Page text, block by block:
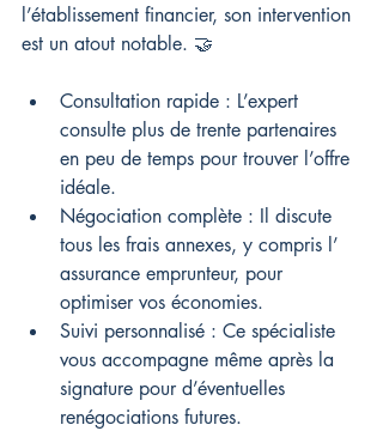
l’établissement financier, son intervention
est un atout notable. 🤝
Consultation rapide : L’expert
consulte plus de trente partenaires
en peu de temps pour trouver l’offre
idéale.
Négociation complète : Il discute
tous les frais annexes, y compris l’
assurance emprunteur, pour
optimiser vos économies.
Suivi personnalisé : Ce spécialiste
vous accompagne même après la
signature pour d’éventuelles
renégociations futures.